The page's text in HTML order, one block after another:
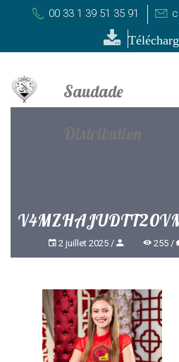
00 33 1 39 51 35 91
2 juillet 2025 255